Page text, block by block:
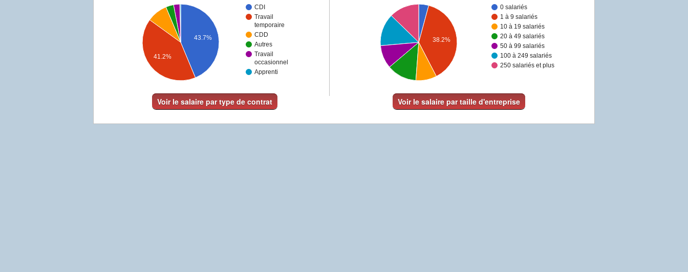
CDI
Travail
temporaire
CDD
Autres
Travail
occasionnel
Apprenti
43.7%
41.2%
0 salariés
1 à 9 salariés
10 à 19 salariés
20 à 49 salariés
50 à 99 salariés
100 à 249 salariés
250 salariés et plus
38.2%
Voir le salaire par type de contrat Voir le salaire par taille d'entreprise